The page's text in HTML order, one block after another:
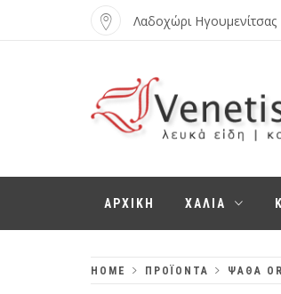
Λαδοχώρι Ηγουμενίτσας
ΧΑΛΙΆ,
ΕΊΔΗ,
ΑΡΧΙΚΗ ΧΑΛΙΑ
HOME ΠΡΟΪΌΝΤΑ ΨΆΘΑ